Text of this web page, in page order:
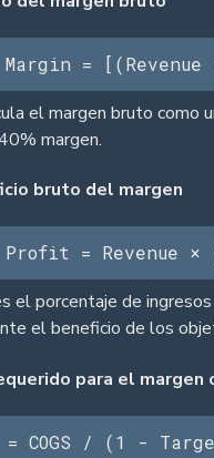
Margin = [(Revenue
el margen bruto como
margen.
bruto del margen
Profit = Revenue ×
el porcentaje de
el beneficio de los
para el margen
COGS / (1 -